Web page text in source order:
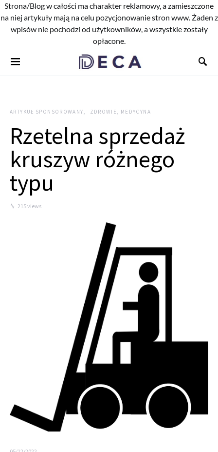
Strona/Blog w całości ma charakter reklamowy, a zamieszczone
na niej artykuły mają na celu pozycjonowanie stron www. Żaden z
wpisów nie pochodzi od użytkowników, a wszystkie zostały
opłacone.
ARTYKUŁ SPONSOROWANY ZDROWIE, MEDYCYNA
Rzetelna sprzedaż
kruszyw różnego
typu
215 views